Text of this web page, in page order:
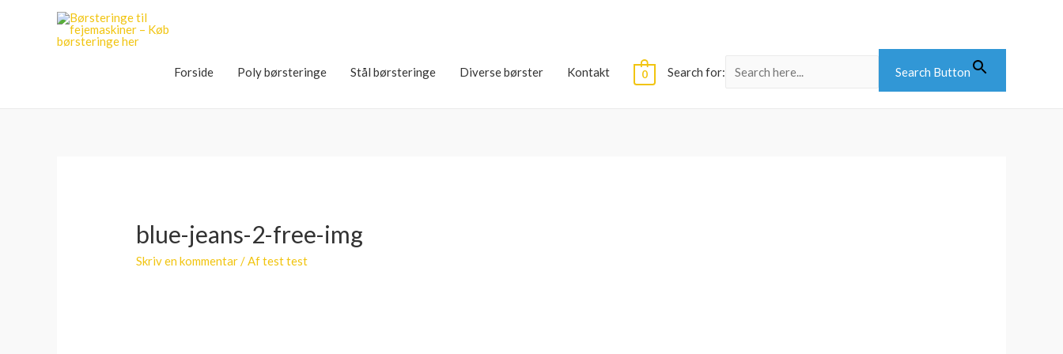
Forside Poly børsteringe Stål børsteringe Diverse børster Kontakt 0 Search for: Search Button
blue-jeans-2-free-img
Skriv en kommentar/ Aftest test